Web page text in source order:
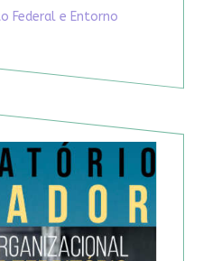
Federal e Entorno